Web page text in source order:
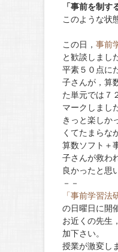
「事前を制す
このような状
この日， 事前
と歓談しまし
平素５０点に
子さんが，算
た単元では７
マークしまし
きっと楽しか
くてたまらな
算数ソフト＋
子さんが救わ
良かったと思
－－
「事前学習法
の日曜日に開
お近くの先生
加下さい。
授業が激変し